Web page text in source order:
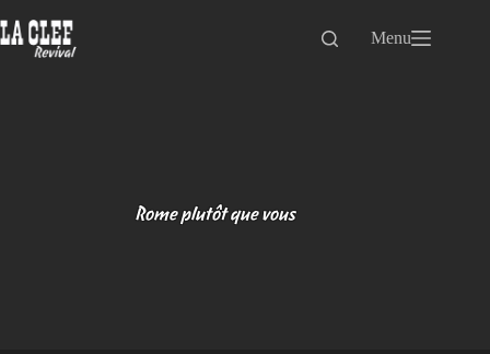
au
contenu
Menu
Rome plutôt que vous